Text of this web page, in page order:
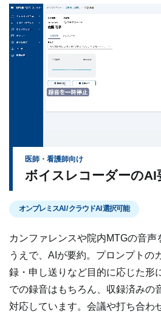
医師・看護師向け
ボイスレコーダーのAI
オンプレミスAI / クラウドAI 選択可能
カンファレンスや院内MTGの音声
うえで、AIが要約。プロンプトの
録・申し送りなど目的に応じた形
での録音はもちろん、収録済みの
対応しています。会議や打ち合わ